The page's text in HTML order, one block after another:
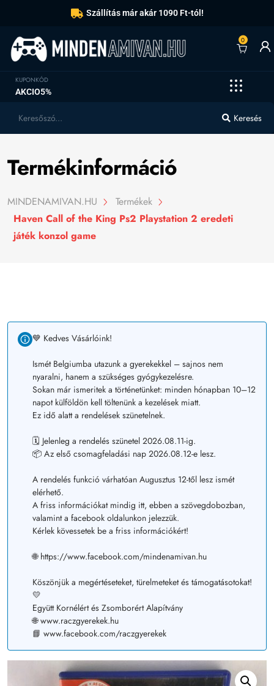
Szállítás már akár 1090 Ft-tól!
0
KUPONKÓD
AKCIO5%
Keresés
Termékinformáció
MINDENAMIVAN.HU
Termékek
Haven Call of the King Ps2 Playstation 2 eredeti
játék konzol game
💙 Kedves Vásárlóink!
Ismét Belgiumba utazunk a gyerekekkel – sajnos nem
nyaralni, hanem a szükséges gyógykezelésre.
Sokan már ismeritek a történetünket: minden hónapban 10–12
napot külföldön kell töltenünk a kezelések miatt.
Ez idő alatt a rendelések szünetelnek.
🗓️ Jelenleg a rendelés szünetel 2026.08.11-ig.
📦 Az első csomagfeladási nap 2026.08.12-e lesz.
A rendelés funkció várhatóan Augusztus 12-től lesz ismét
elérhető.
A friss információkat mindig itt, ebben a szövegdobozban,
valamint a facebook oldalunkon jelezzük.
Kérlek kövessetek be a friss információkért!
🌐 https://www.facebook.com/mindenamivan.hu
Köszönjük a megértéseteket, türelmeteket és támogatásotokat!
💛
Együtt Kornélért és Zsomborért Alapítvány
🌐 www.raczgyerekek.hu
📘 www.facebook.com/raczgyerekek